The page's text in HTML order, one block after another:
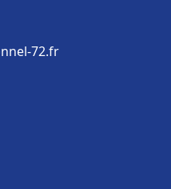
72.fr